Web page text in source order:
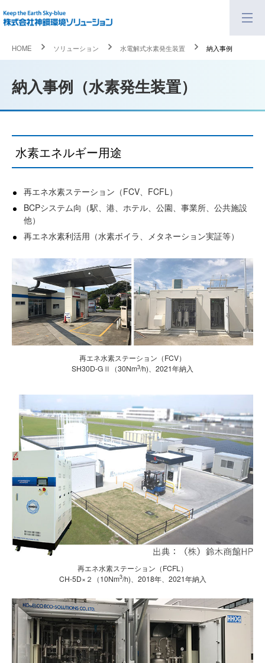
HOME ソリューション 水電解式水素発生装置 納入事例
納入事例（水素発生装置）
水素エネルギー用途
再エネ水素ステーション（FCV、FCFL）
BCPシステム向（駅、港、ホテル、公園、事業所、公共施設
他）
再エネ水素利活用（水素ボイラ、メタネーション実証等）
再エネ水素ステーション（FCV）
SH30D-GⅡ（30Nm3/h)、2021年納入
再エネ水素ステーション（FCFL）
CH-5D×２（10Nm3/h)、2018年、2021年納入